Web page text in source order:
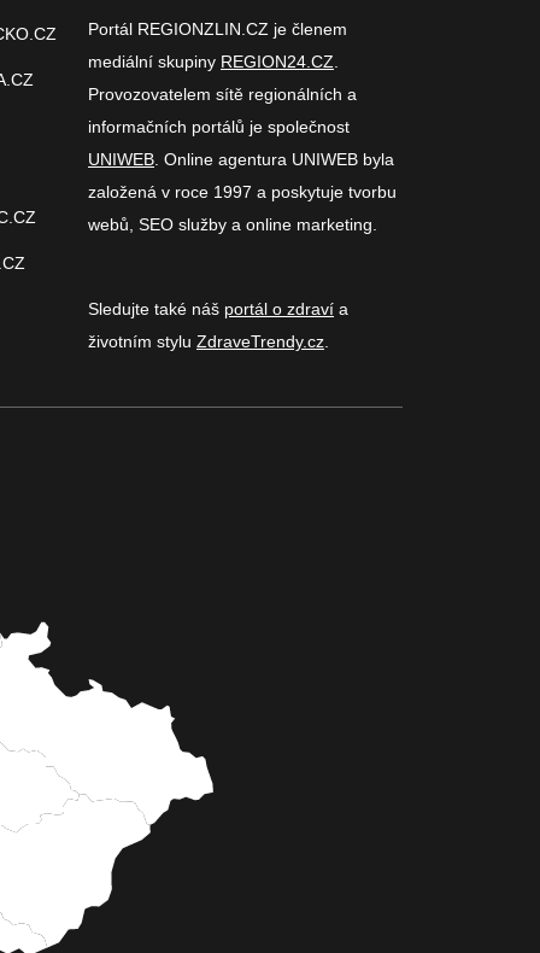
Portál REGIONZLIN.CZ je členem
mediální skupiny REGION24.CZ
Provozovatelem sítě regionálních a
informačních portálů je společnost
UNIWEB . Online agentura UNIWEB byla
založená v roce 1997 a poskytuje tvorbu
webů, SEO služby a online marketing.
Sledujte také náš portál o zdraví a
životním stylu ZdraveTrendy.cz